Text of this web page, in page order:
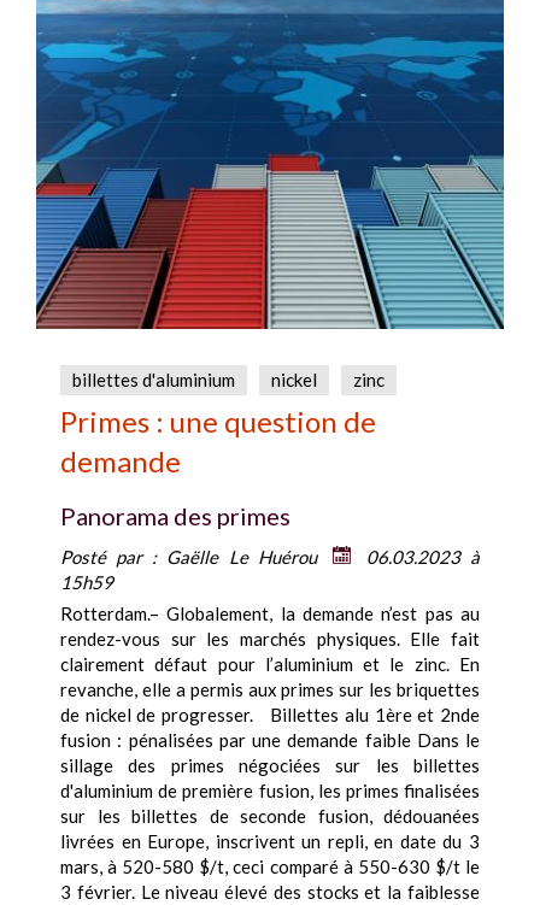
billettes d'aluminium nickel zinc
Primes : une question de
demande
Panorama des primes
Posté par : Gaëlle Le Huérou
06.03.2023 à
15h59
Rotterdam.– Globalement, la demande n’est pas au
rendez-vous sur les marchés physiques. Elle fait
clairement défaut pour l’aluminium et le zinc. En
revanche, elle a permis aux primes sur les briquettes
de nickel de progresser. Billettes alu 1ère et 2nde
fusion : pénalisées par une demande faible Dans le
sillage des primes négociées sur les billettes
d'aluminium de première fusion, les primes finalisées
sur les billettes de seconde fusion, dédouanées
livrées en Europe, inscrivent un repli, en date du 3
mars, à 520-580 $/t, ceci comparé à 550-630 $/t le
3 février. Le niveau élevé des stocks et la faiblesse